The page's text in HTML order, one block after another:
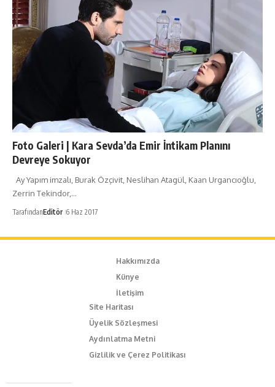
Foto Galeri | Kara Sevda’da Emir İntikam Planını
Devreye Sokuyor
Ay Yapım imzalı, Burak Özçivit, Neslihan Atagül, Kaan Urgancıoğlu,
Zerrin Tekindor,…
TarafındanEditör 6 Haz 2017
Hakkımızda
Künye
İletişim
Site Haritası
Üyelik Sözleşmesi
Aydınlatma Metni
Gizlilik ve Çerez Politikası
Caferağa Mah. Dr. Şakir Paşa Sok. No3/A Kadıköy İstanbul